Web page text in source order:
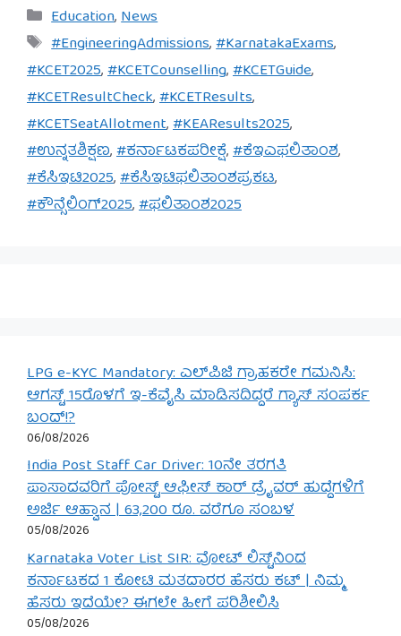
Categories
Education,News
Tags
#EngineeringAdmissions,#KarnatakaExams,
#KCET2025,#KCETCounselling,#KCETGuide,
#KCETResultCheck,#KCETResults,
#KCETSeatAllotment,#KEAResults2025,
#ಉನ್ನತಶಿಕ್ಷಣ,#ಕರ್ನಾಟಕಪರೀಕ್ಷೆ,#ಕೆಇಎಫಲಿತಾಂಶ,
#ಕೆಸಿಇಟಿ2025,#ಕೆಸಿಇಟಿಫಲಿತಾಂಶಪ್ರಕಟ,
#ಕೌನ್ಸೆಲಿಂಗ್2025,#ಫಲಿತಾಂಶ2025
LPG e-KYC Mandatory: ಎಲ್‌ಪಿಜಿ ಗ್ರಾಹಕರೇ ಗಮನಿಸಿ:
ಆಗಸ್ಟ್ 15ರೊಳಗೆ ಇ-ಕೆವೈಸಿ ಮಾಡಿಸದಿದ್ದರೆ ಗ್ಯಾಸ್ ಸಂಪರ್ಕ
ಬಂದ್!?
06/08/2026
India Post Staff Car Driver: 10ನೇ ತರಗತಿ
ಪಾಸಾದವರಿಗೆ ಪೋಸ್ಟ್ ಆಫೀಸ್ ಕಾರ್ ಡ್ರೈವರ್ ಹುದ್ದೆಗಳಿಗೆ
ಅರ್ಜಿ ಆಹ್ವಾನ | 63,200 ರೂ. ವರೆಗೂ ಸಂಬಳ
05/08/2026
Karnataka Voter List SIR: ವೋಟ್ ಲಿಸ್ಟ್‌ನಿಂದ
ಕರ್ನಾಟಕದ 1 ಕೋಟಿ ಮತದಾರರ ಹೆಸರು ಕಟ್ | ನಿಮ್ಮ
ಹೆಸರು ಇದೆಯೇ? ಈಗಲೇ ಹೀಗೆ ಪರಿಶೀಲಿಸಿ
05/08/2026